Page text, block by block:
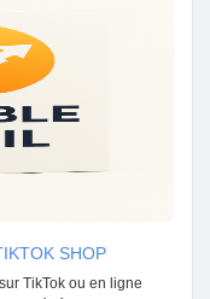
SHOP
TikTok ou en ligne